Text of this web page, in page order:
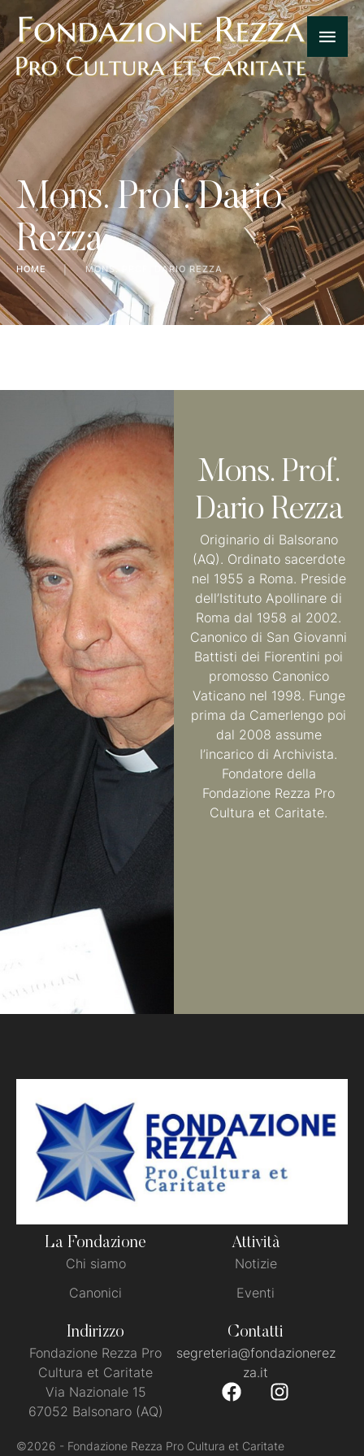
Mons. Prof. Dario
Rezza
HOME │ MONS. PROF. DARIO REZZA
Mons. Prof.
Dario Rezza
Originario di Balsorano
(AQ). Ordinato sacerdote
nel 1955 a Roma. Preside
dell’Istituto Apollinare di
Roma dal 1958 al 2002.
Canonico di San Giovanni
Battisti dei Fiorentini poi
promosso Canonico
Vaticano nel 1998. Funge
prima da Camerlengo poi
dal 2008 assume
l’incarico di Archivista.
Fondatore della
Fondazione Rezza Pro
Cultura et Caritate.
La Fondazione
Chi siamo
Canonici
Attività
Notizie
Eventi
Indirizzo
Fondazione Rezza Pro
Cultura et Caritate
Via Nazionale 15
67052 Balsonaro (AQ)
Contatti
segreteria@fondazionerez
za.it
©2026 - Fondazione Rezza Pro Cultura et Caritate